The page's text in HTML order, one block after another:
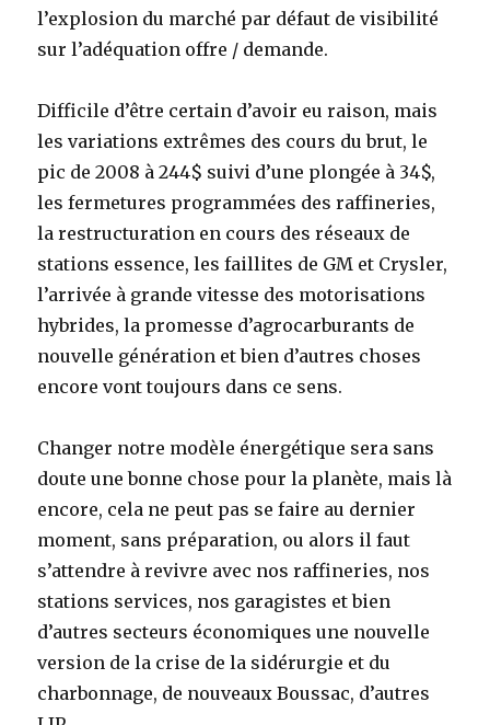
l’explosion du marché par défaut de visibilité
sur l’adéquation offre / demande.
Difficile d’être certain d’avoir eu raison, mais
les variations extrêmes des cours du brut, le
pic de 2008 à 244$ suivi d’une plongée à 34$,
les fermetures programmées des raffineries,
la restructuration en cours des réseaux de
stations essence, les faillites de GM et Crysler,
l’arrivée à grande vitesse des motorisations
hybrides, la promesse d’agrocarburants de
nouvelle génération et bien d’autres choses
encore vont toujours dans ce sens.
Changer notre modèle énergétique sera sans
doute une bonne chose pour la planète, mais là
encore, cela ne peut pas se faire au dernier
moment, sans préparation, ou alors il faut
s’attendre à revivre avec nos raffineries, nos
stations services, nos garagistes et bien
d’autres secteurs économiques une nouvelle
version de la crise de la sidérurgie et du
charbonnage, de nouveaux Boussac, d’autres